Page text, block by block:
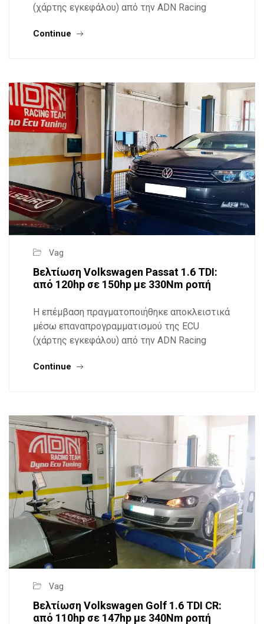
(χάρτης εγκεφάλου) από την ADN Racing
Continue
Vag
Βελτίωση Volkswagen Passat 1.6 TDI:
από 120hp σε 150hp με 330Nm ροπή
Η επέμβαση πραγματοποιήθηκε αποκλειστικά
μέσω επαναπρογραμματισμού της ECU
(χάρτης εγκεφάλου) από την ADN Racing
Continue
Vag
Βελτίωση Volkswagen Golf 1.6 TDI CR:
από 110hp σε 147hp με 340Nm ροπή